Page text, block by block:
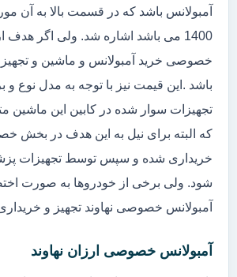
آمبولانس باشد که در قسمت بالا به آن
1400 می باشد اشاره شد. ولی اگر
خصوصی خرید آمبولانس و ماشین و
باشد .این قیمت نیز با توجه به مدل نوع و
تجهیزات سوار شده در کابین این ماشین
که البته برای نیل به این هدف در بخش
خریداری شده و سپس توسط تجهیزات
شود. ولی برخی از خودروها به صورت
آمبولانس خصوصی نهاوند تجهیز و
آمبولانس خصوصی ارزان نهاوند